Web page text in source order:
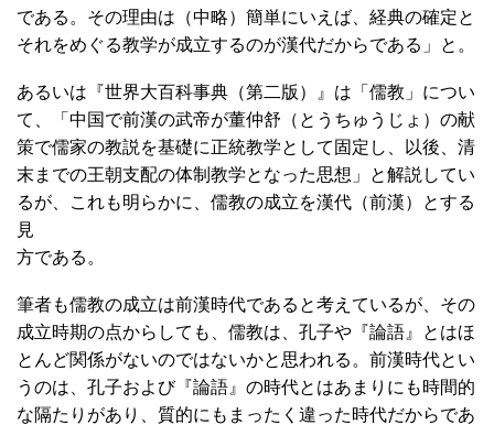
である。その理由は（中略）簡単にいえば、経典の確定と
それをめぐる教学が成立するのが漢代だからである」と。
あるいは『世界大百科事典（第二版）』は「儒教」につい
て、「中国で前漢の武帝が董仲舒（とうちゅうじょ）の献
策で儒家の教説を基礎に正統教学として固定し、以後、清
末までの王朝支配の体制教学となった思想」と解説してい
るが、これも明らかに、儒教の成立を漢代（前漢）とする
見
方である。
筆者も儒教の成立は前漢時代であると考えているが、その
成立時期の点からしても、儒教は、孔子や『論語』とはほ
とんど関係がないのではないかと思われる。前漢時代とい
うのは、孔子および『論語』の時代とはあまりにも時間的
な隔たりがあり、質的にもまったく違った時代だからであ